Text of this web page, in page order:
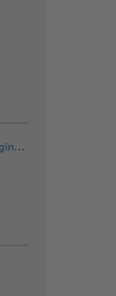
Mitgliederzugriff: Biomedical Engineering / Biomedizinische Technik